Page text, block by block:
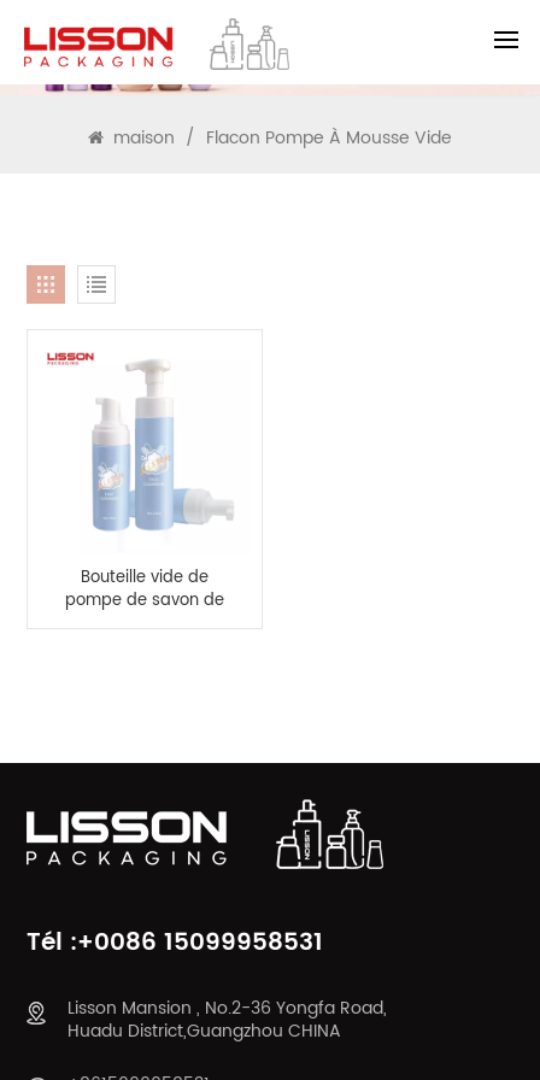
RECHERCHE
maison / Flacon Pompe À Mousse Vide
Bouteille vide de
pompe de savon de
mousse 150ml libre
Tél :+0086 15099958531
Lisson Mansion , No.2-36 Yongfa Road,
Huadu District,Guangzhou CHINA